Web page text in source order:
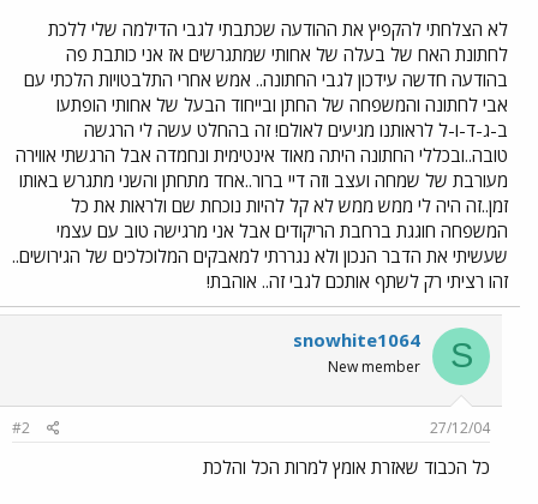
לא הצלחתי להקפיץ את ההודעה שכתבתי לגבי הדילמה שלי ללכת
לחתונת האח של בעלה של אחותי שמתגרשים אז אני כותבת פה
בהודעה חדשה עידכון לגבי החתונה.. אמש אחרי התלבטויות הלכתי עם
אבי לחתונה והמשפחה של החתן ובייחוד הבעל של אחותי הופתעו
ב-ג-ד-ו-ל לראותנו מגיעים לאולם! זה בהחלט עשה לי הרגשה
טובה..ובכללי החתונה היתה מאוד אינטימית ונחמדה אבל הרגשתי אווירה
מעורבת של שמחה ועצב וזה דיי ברור..אחד מתחתן והשני מתגרש באותו
זמן..זה היה לי ממש ממש לא קל להיות נוכחת שם ולראות את כל
המשפחה חוגגת ברחבת הריקודים אבל אני מרגישה טוב עם עצמי
שעשיתי את הדבר הנכון ולא נגררתי למאבקים המלוכלכים של הגירושים..
זהו רציתי רק לשתף אותכם לגבי זה.. אוהבת!
S
snowhite1064
New member
27/12/04
#2
כל הכבוד שאזרת אומץ למרות הכל והלכת